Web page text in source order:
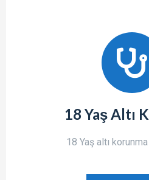
18 Yaş Altı
18 Yaş altı